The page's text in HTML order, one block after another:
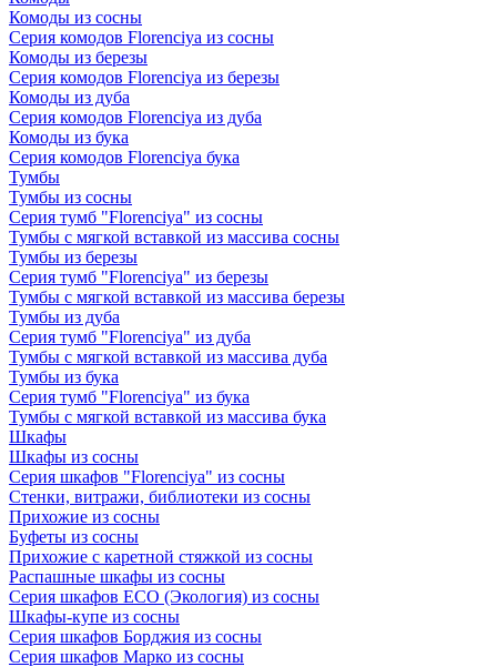
Комоды из сосны
Серия комодов Florenciya из сосны
Комоды из березы
Серия комодов Florenciya из березы
Комоды из дуба
Серия комодов Florenciya из дуба
Комоды из бука
Серия комодов Florenciya бука
Тумбы
Тумбы из сосны
Серия тумб "Florenciya" из сосны
Тумбы с мягкой вставкой из массива сосны
Тумбы из березы
Серия тумб "Florenciya" из березы
Тумбы с мягкой вставкой из массива березы
Тумбы из дуба
Серия тумб "Florenciya" из дуба
Тумбы с мягкой вставкой из массива дуба
Тумбы из бука
Серия тумб "Florenciya" из бука
Тумбы с мягкой вставкой из массива бука
Шкафы
Шкафы из сосны
Серия шкафов "Florenciya" из сосны
Стенки, витражи, библиотеки из сосны
Прихожие из сосны
Буфеты из сосны
Прихожие с каретной стяжкой из сосны
Распашные шкафы из сосны
Серия шкафов ECO (Экология) из сосны
Шкафы-купе из сосны
Серия шкафов Борджия из сосны
Серия шкафов Марко из сосны